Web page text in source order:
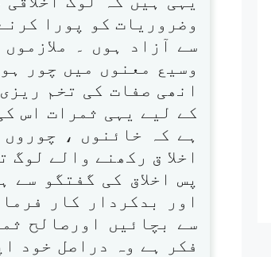
وضروریات کو پورا
سے آزاد ہوں ۔
وسیع معنوں میں چور
انھی صفات کی تخم
کے لیے یہی ثمرات اس
ہے کہ خائنوں ،
اخلا ق رکھنے والے
پس اخلاق کی گفتگو
اور بدکردار کار
سے بچائیں اورصالح
فکر ہے وہ دراصل خود